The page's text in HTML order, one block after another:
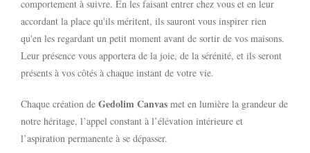
comportement à suivre. En les faisant entrer chez vous et en leur
accordant la place qu'ils méritent, ils sauront vous inspirer rien
qu'en les regardant un petit moment avant de sortir de vos maisons.
Leur présence vous apportera de la joie, de la sérénité, et ils seront
présents à vos côtés à chaque instant de votre vie.
Chaque création de Gedolim Canvas met en lumière la grandeur de
notre héritage, l’appel constant à l’élévation intérieure et
l’aspiration permanente à se dépasser.